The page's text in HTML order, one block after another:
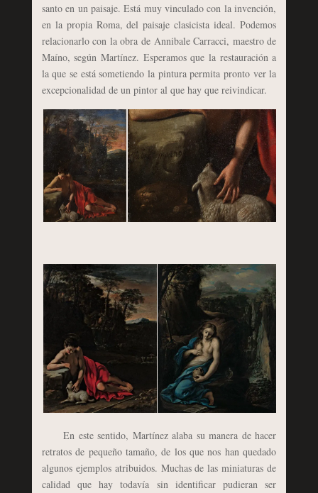
santo en un paisaje. Está muy vinculado con la invención,
en la propia Roma, del paisaje clasicista ideal. Podemos
relacionarlo con la obra de Annibale Carracci, maestro de
Maíno, según Martínez. Esperamos que la restauración a
la que se está sometiendo la pintura permita pronto ver la
excepcionalidad de un pintor al que hay que reivindicar.
En este sentido, Martínez alaba su manera de hacer
retratos de pequeño tamaño, de los que nos han quedado
algunos ejemplos atribuidos. Muchas de las miniaturas de
calidad que hay todavía sin identificar pudieran ser